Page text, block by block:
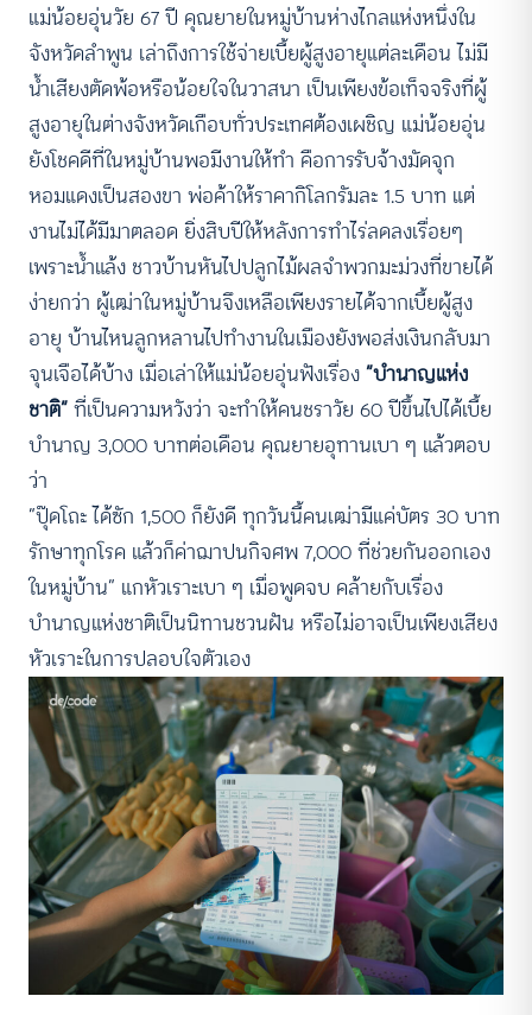
แม่น้อยอุ่นวัย 67 ปี คุณยายในหมู่บ้านห่างไกลแห่งหนึ่งใน
จังหวัดลำพูน เล่าถึงการใช้จ่ายเบี้ยผู้สูงอายุแต่ละเดือน ไม่มี
น้ำเสียงตัดพ้อหรือน้อยใจในวาสนา เป็นเพียงข้อเท็จจริงที่ผู้
สูงอายุในต่างจังหวัดเกือบทั่วประเทศต้องเผชิญ แม่น้อยอุ่น
ยังโชคดีที่ในหมู่บ้านพอมีงานให้ทำ คือการรับจ้างมัดจุก
หอมแดงเป็นสองขา พ่อค้าให้ราคากิโลกรัมละ 1.5 บาท แต่
งานไม่ได้มีมาตลอด ยิ่งสิบปีให้หลังการทำไร่ลดลงเรื่อยๆ
เพราะน้ำแล้ง ชาวบ้านหันไปปลูกไม้ผลจำพวกมะม่วงที่ขายได้
ง่ายกว่า ผู้เฒ่าในหมู่บ้านจึงเหลือเพียงรายได้จากเบี้ยผู้สูง
อายุ บ้านไหนลูกหลานไปทำงานในเมืองยังพอส่งเงินกลับมา
จุนเจือได้บ้าง เมื่อเล่าให้แม่น้อยอุ่นฟังเรื่อง“บำนาญแห่ง
ชาติ”ที่เป็นความหวังว่า จะทำให้คนชราวัย 60 ปีขึ้นไปได้เบี้ย
บำนาญ 3,000 บาทต่อเดือน คุณยายอุทานเบา ๆ แล้วตอบ
ว่า
“ปุ๊ดโถะ ได้ซัก 1,500 ก็ยังดี ทุกวันนี้คนเฒ่ามีแค่บัตร 30 บาท
รักษาทุกโรค แล้วก็ค่าฌาปนกิจศพ 7,000 ที่ช่วยกันออกเอง
ในหมู่บ้าน” แกหัวเราะเบา ๆ เมื่อพูดจบ คล้ายกับเรื่อง
บำนาญแห่งชาติเป็นนิทานชวนฝัน หรือไม่อาจเป็นเพียงเสียง
หัวเราะในการปลอบใจตัวเอง